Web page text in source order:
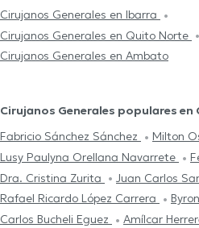
Cirujanos Generales en Ibarra
Cirujanos Generales en Quito Norte
Cirujanos Generales en Ambato
Cirujanos Generales populares en
Fabricio Sánchez Sánchez
Milton
Lusy Paulyna Orellana Navarrete
Dra. Cristina Zurita
Juan Carlos
Rafael Ricardo López Carrera
Carlos Bucheli Eguez
Amílcar